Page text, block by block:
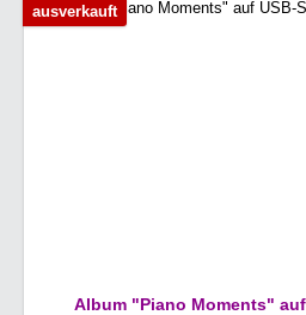
ausverkauft
Album "Piano Moments"